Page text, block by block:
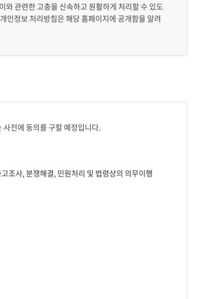
관련한 고충을 신속하고 원활하게 처리할 수 있도
정보 처리방침은 해당 홈페이지에 공개함을 알려
전에 동의를 구할 예정입니다.
조사, 분쟁해결, 민원처리 및 법령상의 의무이행